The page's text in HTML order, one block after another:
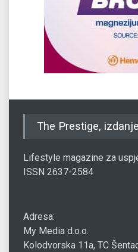
The Prestige,
Lifestyle magazine za
ISSN 2637-2584
Adresa:
My Media d.o.o.
Kolodvorska 11a, TC